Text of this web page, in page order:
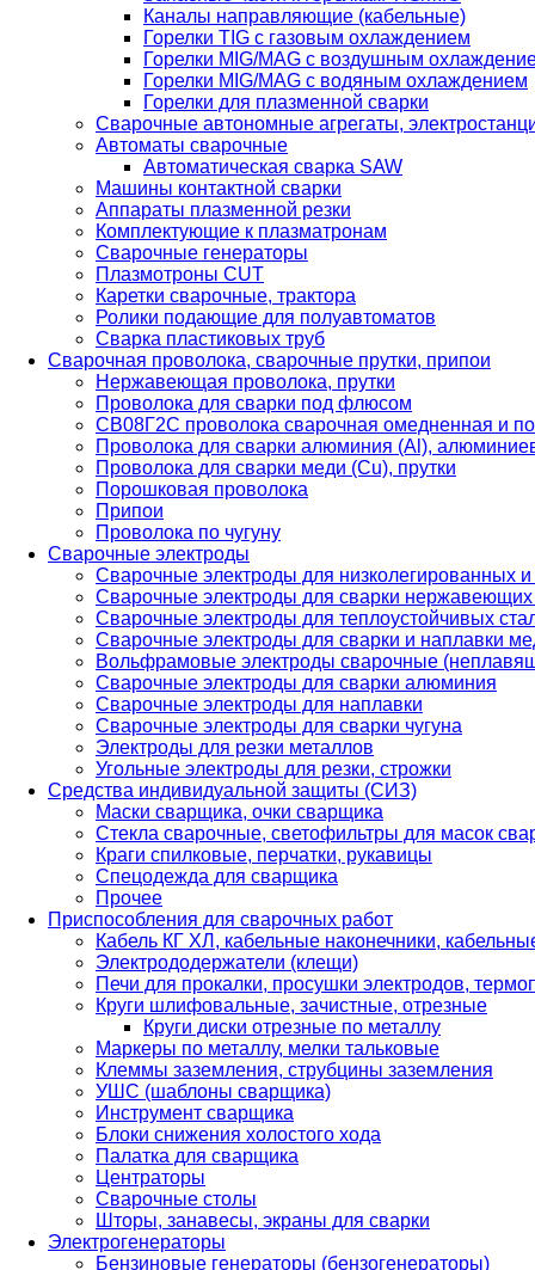
Каналы направляющие (кабельные)
Горелки TIG с газовым охлаждением
Горелки MIG/MAG с воздушным
Горелки MIG/MAG с водяным охлаждением
Горелки для плазменной сварки
Сварочные автономные агрегаты,
Автоматы сварочные
Автоматическая сварка SAW
Машины контактной сварки
Аппараты плазменной резки
Комплектующие к плазматронам
Сварочные генераторы
Плазмотроны CUT
Каретки сварочные, трактора
Ролики подающие для полуавтоматов
Сварка пластиковых труб
Сварочная проволока, сварочные прутки, припои
Нержавеющая проволока, прутки
Проволока для сварки под флюсом
СВ08Г2С проволока сварочная омедненная и
Проволока для сварки алюминия (Al),
Проволока для сварки меди (Cu), прутки
Порошковая проволока
Припои
Проволока по чугуну
Сварочные электроды
Сварочные электроды для низколегированных и
Сварочные электроды для сварки
Сварочные электроды для теплоустойчивых
Сварочные электроды для сварки и наплавки
Вольфрамовые электроды сварочные
Сварочные электроды для сварки алюминия
Сварочные электроды для наплавки
Сварочные электроды для сварки чугуна
Электроды для резки металлов
Угольные электроды для резки, строжки
Средства индивидуальной защиты (СИЗ)
Маски сварщика, очки сварщика
Стекла сварочные, светофильтры для масок
Краги спилковые, перчатки, рукавицы
Спецодежда для сварщика
Прочее
Приспособления для сварочных работ
Кабель КГ ХЛ, кабельные наконечники,
Электрододержатели (клещи)
Печи для прокалки, просушки электродов,
Круги шлифовальные, зачистные, отрезные
Круги диски отрезные по металлу
Маркеры по металлу, мелки тальковые
Клеммы заземления, струбцины заземления
УШС (шаблоны сварщика)
Инструмент сварщика
Блоки снижения холостого хода
Палатка для сварщика
Центраторы
Сварочные столы
Шторы, занавесы, экраны для сварки
Электрогенераторы
Бензиновые генераторы (бензогенераторы)